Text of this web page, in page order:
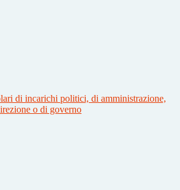
di incarichi politici, di amministrazione,
o di governo